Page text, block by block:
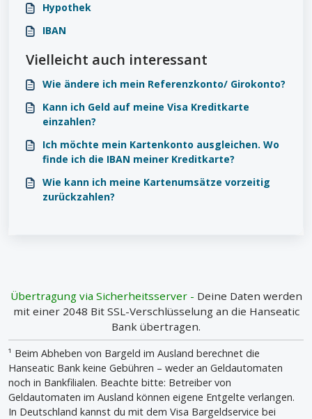
Hypothek
IBAN
Vielleicht auch interessant
Wie ändere ich mein Referenzkonto/ Girokonto?
Kann ich Geld auf meine Visa Kreditkarte
einzahlen?
Ich möchte mein Kartenkonto ausgleichen. Wo
finde ich die IBAN meiner Kreditkarte?
Wie kann ich meine Kartenumsätze vorzeitig
zurückzahlen?
Übertragung via Sicherheitsserver - Deine Daten werden
mit einer 2048 Bit SSL-Verschlüsselung an die Hanseatic
Bank übertragen.
¹ Beim Abheben von Bargeld im Ausland berechnet die
Hanseatic Bank keine Gebühren – weder an Geldautomaten
noch in Bankfilialen. Beachte bitte: Betreiber von
Geldautomaten im Ausland können eigene Entgelte verlangen.
In Deutschland kannst du mit dem Visa Bargeldservice bei